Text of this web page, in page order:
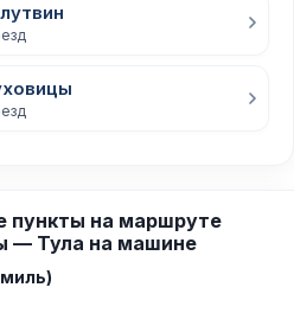
пункты на маршруте
— Тула на машине
миль)